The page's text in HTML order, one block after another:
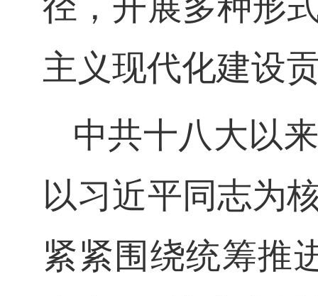
主义现代化建设
中共十八大以
以习近平同志为
紧紧围绕统筹推